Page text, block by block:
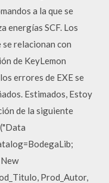
a la que se
energías SCF. Los
relacionan con
de KeyLemon
errores de EXE se
Estimados, Estoy
de la siguiente
Prod_Autor,